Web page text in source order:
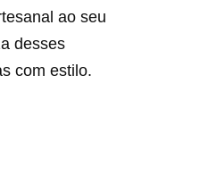
ao seu
desses
com estilo.